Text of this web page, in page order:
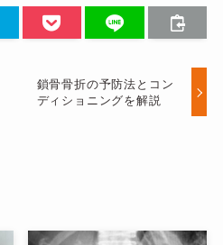
鎖骨骨折の予防法とコン
ディショニングを解説